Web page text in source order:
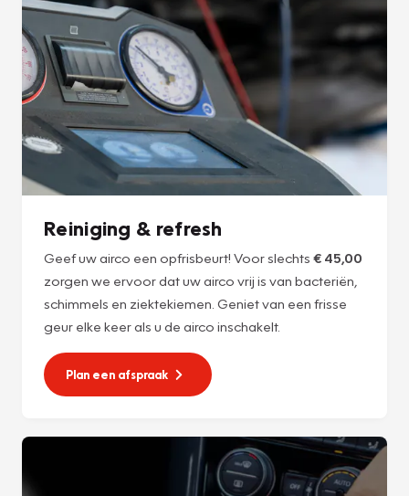
Reiniging & refresh
Geef uw airco een opfrisbeurt! Voor slechts € 45,00
zorgen we ervoor dat uw airco vrij is van bacteriën,
schimmels en ziektekiemen. Geniet van een frisse
geur elke keer als u de airco inschakelt.
Plan een afspraak